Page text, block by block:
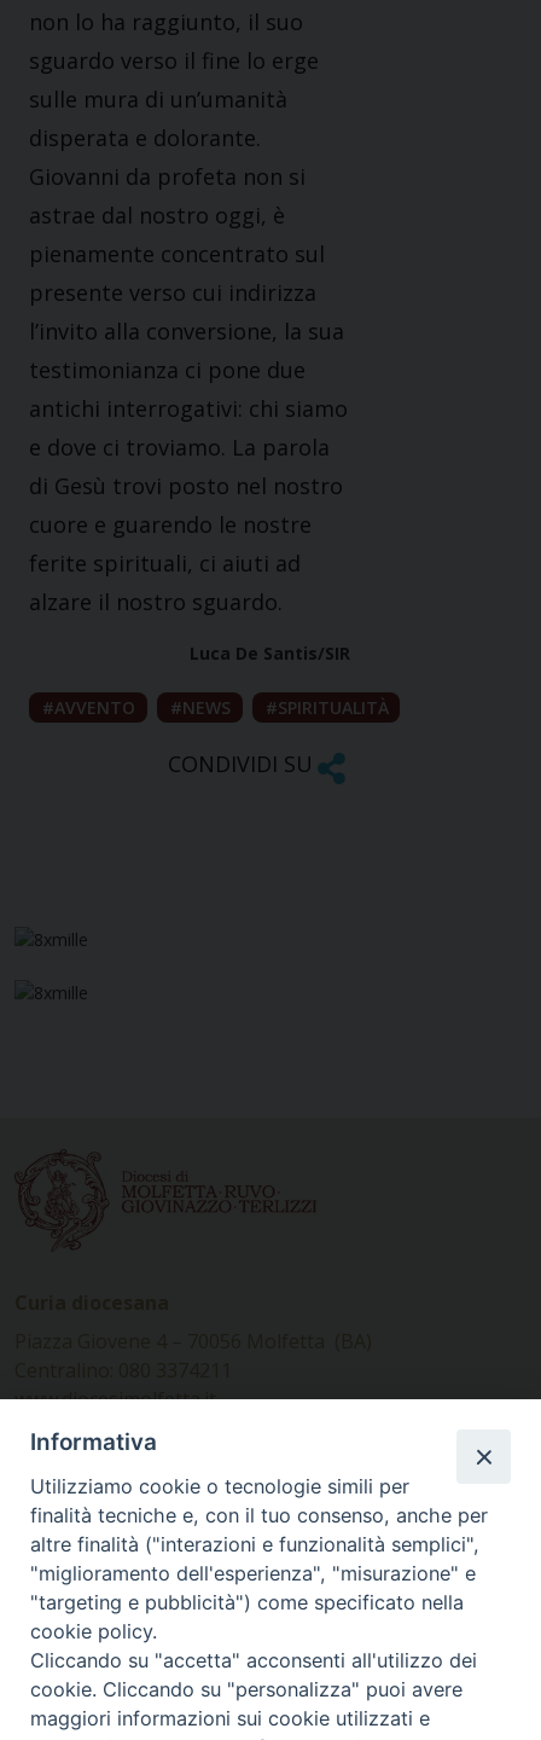
non lo ha raggiunto, il suo
sguardo verso il fine lo erge
sulle mura di un’umanità
disperata e dolorante.
Giovanni da profeta non si
astrae dal nostro oggi, è
pienamente concentrato sul
presente verso cui indirizza
l’invito alla conversione, la sua
testimonianza ci pone due
antichi interrogativi: chi siamo
e dove ci troviamo. La parola
di Gesù trovi posto nel nostro
cuore e guarendo le nostre
ferite spirituali, ci aiuti ad
alzare il nostro sguardo.
Luca De Santis/SIR
AVVENTO NEWS SPIRITUALITÀ
CONDIVIDI SU
www.diocesimolfetta.it –
diocesimolfetta@pec.chiesacattolica.it
Ufficio Comunicazioni sociali
Piazza Giovene 4 – 70056 Molfetta (BA)
comunicazionisociali@diocesimolfetta.it
SEGUICI SU
Facebook
Instagram
X YouTube
Feed
Informativa
Utilizziamo cookie o tecnologie simili per
finalità tecniche e, con il tuo consenso, anche per
altre finalità ("interazioni e funzionalità semplici",
"miglioramento dell'esperienza", "misurazione" e
"targeting e pubblicità") come specificato nella
cookie policy.
Cliccando su "accetta" acconsenti all'utilizzo dei
cookie. Cliccando su "personalizza" puoi avere
maggiori informazioni sui cookie utilizzati e